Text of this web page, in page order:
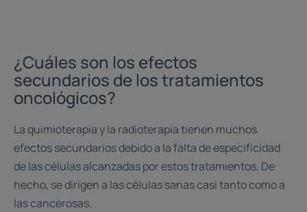
¿Cuáles son los efectos
secundarios de los tratamientos
oncológicos?
La quimioterapia y la radioterapia tienen muchos
efectos secundarios debido a la falta de especificidad
de las células alcanzadas por estos tratamientos. De
hecho, se dirigen a las células sanas casi tanto como a
las cancerosas.